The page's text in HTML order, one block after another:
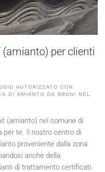
per clienti
AUTORIZZATO CON
DI AMIANTO DA BRONI NEL
(amianto) nel comune di
per te. Il nostro centro di
proveniente dalla zona
anche della
di trattamento certificati.